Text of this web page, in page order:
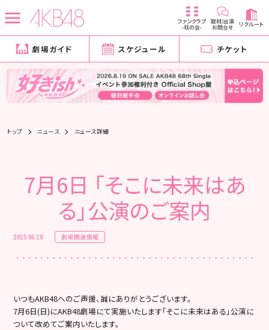
ファンクラブ
-柱の会-
取材/出演
お問合せ リクルート
劇場ガイド スケジュール チケット
トップ ニュース ニュース詳細
7月6日 「そこに未来はあ
る」公演のご案内
2025.06.29 劇場関連情報
いつもAKB48へのご声援、誠にありがとうございます。
7月6日(日)にAKB48劇場にて実施いたします「そこに未来はある」公演に
ついて改めてご案内いたします。